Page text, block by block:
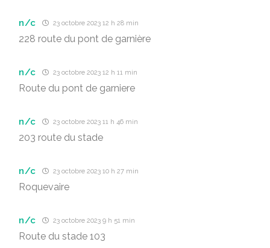
n/c 23 octobre 2023 12 h 28 min
228 route du pont de garnière
n/c 23 octobre 2023 12 h 11 min
Route du pont de garniere
n/c 23 octobre 2023 11 h 46 min
203 route du stade
n/c 23 octobre 2023 10 h 27 min
Roquevaire
n/c 23 octobre 2023 9 h 51 min
Route du stade 103